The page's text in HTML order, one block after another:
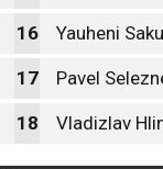
16 Yauheni
17 Pavel
18 Vladizlav